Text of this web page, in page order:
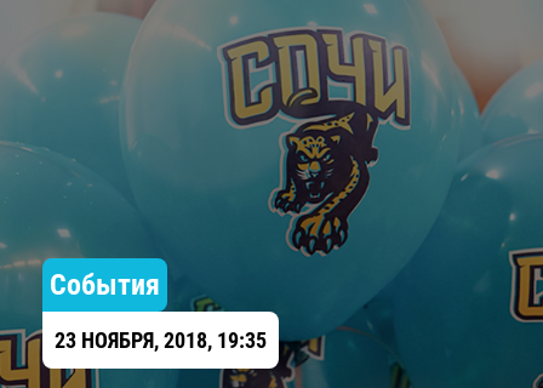
События
23 НОЯБРЯ, 2018, 19:35